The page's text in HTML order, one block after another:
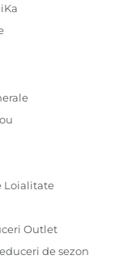
Loialitate
Outlet
de sezon